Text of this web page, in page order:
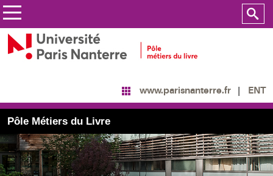
www.parisnanterre.fr ENT
Pôle Métiers du Livre